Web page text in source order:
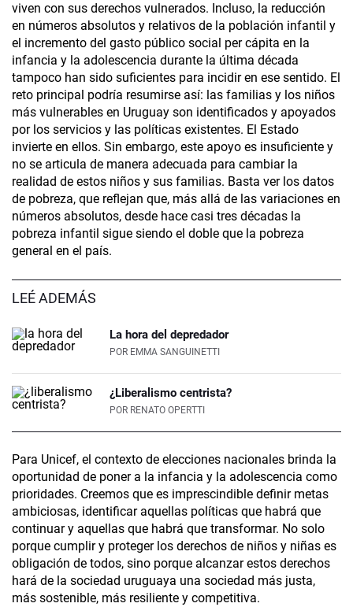
viven con sus derechos vulnerados. Incluso, la reducción
en números absolutos y relativos de la población infantil y
el incremento del gasto público social per cápita en la
infancia y la adolescencia durante la última década
tampoco han sido suficientes para incidir en ese sentido. El
reto principal podría resumirse así: las familias y los niños
más vulnerables en Uruguay son identificados y apoyados
por los servicios y las políticas existentes. El Estado
invierte en ellos. Sin embargo, este apoyo es insuficiente y
no se articula de manera adecuada para cambiar la
realidad de estos niños y sus familias. Basta ver los datos
de pobreza, que reflejan que, más allá de las variaciones en
números absolutos, desde hace casi tres décadas la
pobreza infantil sigue siendo el doble que la pobreza
general en el país.
LEÉ ADEMÁS
La hora del depredador
POR EMMA SANGUINETTI
¿Liberalismo centrista?
POR RENATO OPERTTI
Para Unicef, el contexto de elecciones nacionales brinda la
oportunidad de poner a la infancia y la adolescencia como
prioridades. Creemos que es imprescindible definir metas
ambiciosas, identificar aquellas políticas que habrá que
continuar y aquellas que habrá que transformar. No solo
porque cumplir y proteger los derechos de niños y niñas es
obligación de todos, sino porque alcanzar estos derechos
hará de la sociedad uruguaya una sociedad más justa,
más sostenible, más resiliente y competitiva.